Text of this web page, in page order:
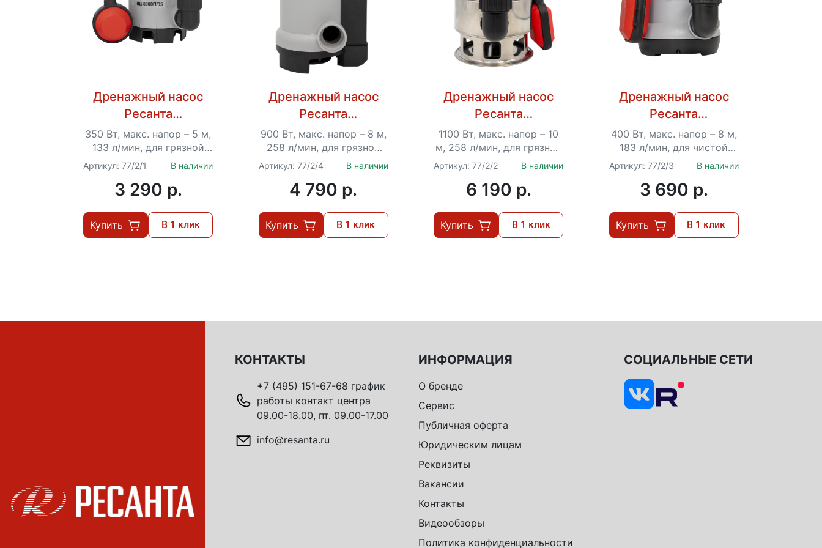
Дренажный насос
Ресанта
НД-8000П/35
350 Вт, макс. напор – 5 м,
133 л/мин, для грязной
воды, диаметр
пропускаемых частиц –
35 мм, 1.25“
Артикул: 77/2/1 В наличии
3 290 p.
Купить В 1 клик
Дренажный насос
Ресанта
НД-15500П/35B
900 Вт, макс. напор – 8 м,
258 л/мин, для грязной
воды, диаметр
пропускаемых частиц –
35 мм,...
Артикул: 77/2/4 В наличии
4 790 p.
Купить В 1 клик
Дренажный насос
Ресанта
НД-15500Н/35
1100 Вт, макс. напор – 10
м, 258 л/мин, для грязной
воды, диаметр
пропускаемых частиц –
35 мм,...
Артикул: 77/2/2 В наличии
6 190 p.
Купить В 1 клик
Дренажный насос
Ресанта
НД-11000П/5
400 Вт, макс. напор – 8 м,
183 л/мин, для чистой
воды, диаметр
пропускаемых частиц – 5
мм, 1.5“
Артикул: 77/2/3 В наличии
3 690 p.
Купить В 1 клик
КОНТАКТЫ
+7 (495) 151-67-68 график
работы контакт центра
09.00-18.00, пт. 09.00-17.00
info@resanta.ru
ИНФОРМАЦИЯ
О бренде
Сервис
Публичная оферта
Юридическим лицам
Реквизиты
Вакансии
Контакты
Видеообзоры
Политика конфиденциальности
СОЦИАЛЬНЫЕ СЕТИ